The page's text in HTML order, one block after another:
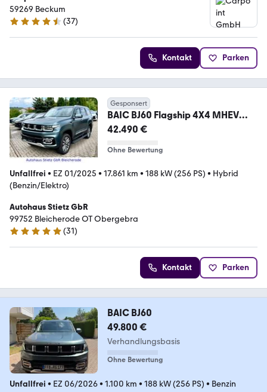
59269 Beckum
4.6 Sterne
(37)
Kontakt Parken
Gesponsert
BAIC BJ60 Flagship 4X4 MHEV
Luxus Offroader
42.490 €
Ohne Bewertung
Unfallfrei • EZ 01/2025 • 17.861 km • 188 kW (256 PS) • Hybrid
(Benzin/Elektro)
Autohaus Stietz GbR
99752 Bleicherode OT Obergebra
5 Sterne
(31)
Kontakt Parken
BAIC BJ60
49.800 €
Verhandlungsbasis
Ohne Bewertung
Unfallfrei • EZ 06/2026• 1.100 km • 188 kW (256 PS) • Benzin